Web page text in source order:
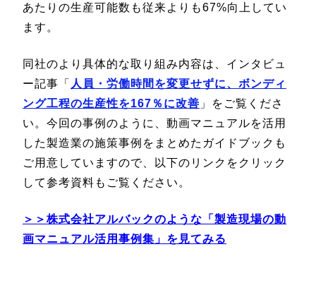
あたりの生産可能数も従来よりも67%向上してい
ます。
同社のより具体的な取り組み内容は、インタビュ
ー記事「 人員・労働時間を変更せずに、ボンディ
ング工程の生産性を167％に改善 」をご覧くださ
い。今回の事例のように、動画マニュアルを活用
した製造業の施策事例をまとめたガイドブックも
ご用意していますので、以下のリンクをクリック
して参考資料もご覧ください。
＞＞株式会社アルバックのような「製造現場の動
画マニュアル活用事例集」を見てみる